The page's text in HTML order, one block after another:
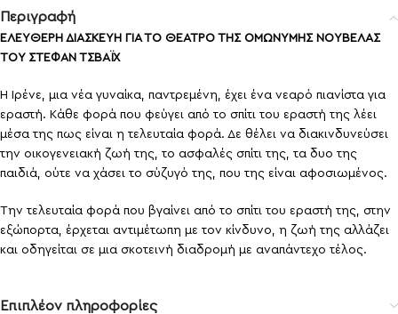
Περιγραφή
ΕΛΕΥΘΕΡΗ ΔΙΑΣΚΕΥΗ ΓΙΑ ΤΟ ΘΕΑΤΡΟ ΤΗΣ ΟΜΩΝΥΜΗΣ ΝΟΥΒΕΛΑΣ
ΤΟΥ ΣΤΕΦΑΝ ΤΣΒΑΪΧ
Η Ιρένε, μια νέα γυναίκα, παντρεμένη, έχει ένα νεαρό πιανίστα για
εραστή. Κάθε φορά που φεύγει από το σπίτι του εραστή της λέει
μέσα της πως είναι η τελευταία φορά. Δε θέλει να διακινδυνεύσει
την οικογενειακή ζωή της, το ασφαλές σπίτι της, τα δυο της
παιδιά, ούτε να χάσει το σύζυγό της, που της είναι αφοσιωμένος.
Την τελευταία φορά που βγαίνει από το σπίτι του εραστή της, στην
εξώπορτα, έρχεται αντιμέτωπη με τον κίνδυνο, η ζωή της αλλάζει
και οδηγείται σε μια σκοτεινή διαδρομή με αναπάντεχο τέλος.
Επιπλέον πληροφορίες